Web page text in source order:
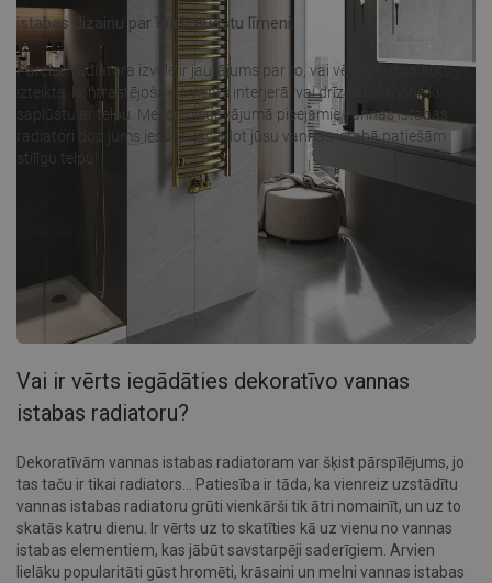
istabas dizainu par īpaši augstu līmeni.
Pareizā radiatora izvēle ir jautājums par to, vai vēlies, lai tas būtu
izteikts, kontrastējošs elements interjerā, vai drīzāk harmoniski
saplūstu ar telpu. Mexen piedāvājumā pieejamie vannas istabas
radiatori dod jums iespēju izveidot jūsu vannas istabā patiešām
stilīgu telpu!
Vai ir vērts iegādāties dekoratīvo vannas
istabas radiatoru?
Dekoratīvām vannas istabas radiatoram var šķist pārspīlējums, jo
tas taču ir tikai radiators... Patiesība ir tāda, ka vienreiz uzstādītu
vannas istabas radiatoru grūti vienkārši tik ātri nomainīt, un uz to
skatās katru dienu. Ir vērts uz to skatīties kā uz vienu no vannas
istabas elementiem, kas jābūt savstarpēji saderīgiem. Arvien
lielāku popularitāti gūst hromēti, krāsaini un melni vannas istabas